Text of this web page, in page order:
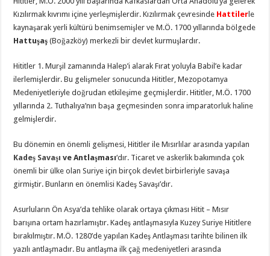
Kızılırmak kıvrımı içine yerleşmişlerdir. Kızılırmak çevresinde Hattiler le
kaynaşarak yerli kültürü benimsemişler ve M.Ö. 1700 yıllarında bölgede
Hattuşaş (Boğazköy) merkezli bir devlet kurmuşlardır.
Hititler 1. Murşil zamanında Halep’i alarak Fırat yoluyla Babil’e kadar
ilerlemişlerdir. Bu gelişmeler sonucunda Hititler, Mezopotamya
Medeniyetleriyle doğrudan etkileşime geçmişlerdir. Hititler, M.Ö. 1700
yıllarında 2. Tuthalıya’nın başa geçmesinden sonra imparatorluk haline
gelmişlerdir.
Bu dönemin en önemli gelişmesi, Hititler ile Mısırlılar arasında yapılan
Kadeş Savaşı ve Antlaşması‘dır. Ticaret ve askerlik bakımında çok
önemli bir ülke olan Suriye için birçok devlet birbirleriyle savaşa
girmiştir. Bunların en önemlisi Kadeş Savaşı’dır.
Asurluların Ön Asya’da tehlike olarak ortaya çıkması Hitit – Mısır
barışına ortam hazırlamıştır. Kadeş antlaşmasıyla Kuzey Suriye Hititlere
bırakılmıştır. M.Ö. 1280’de yapılan Kadeş Antlaşması tarihte bilinen ilk
yazılı antlaşmadır. Bu antlaşma ilk çağ medeniyetleri arasında